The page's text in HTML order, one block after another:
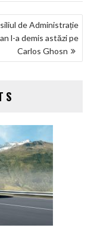
de Administrație
l-a demis astăzi pe
Carlos Ghosn